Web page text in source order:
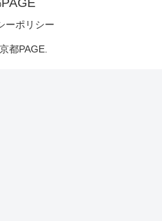
ーポリシー
都PAGE.